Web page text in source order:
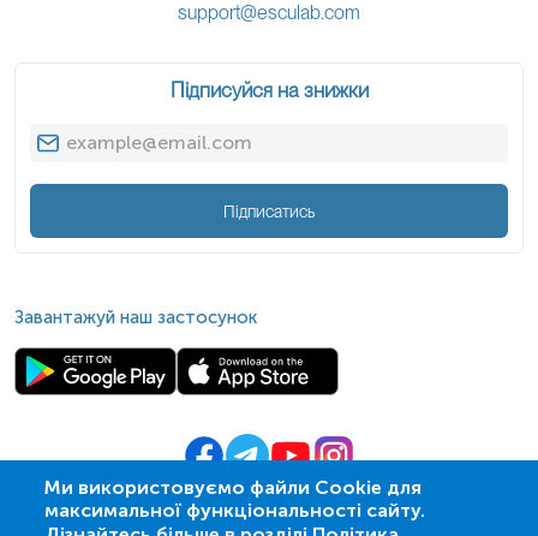
Ми використовуємо файли Cookie для
максимальної функціональності сайту.
support@esculab.com
Підписуйся на знижки
Підписатись
Завантажуй наш застосунок
© 2009- 2026 | ПСМЛ «Ескулаб»